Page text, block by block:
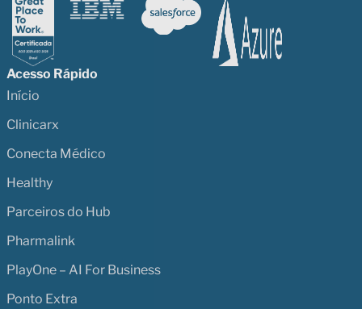
Acesso Rápido
Início
Clinicarx
Conecta Médico
Healthy
Parceiros do Hub
Pharmalink
PlayOne – AI For Business
Ponto Extra